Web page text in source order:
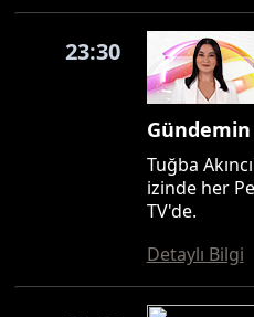
23:30
Tuğba
izinde her
TV'de.
Detaylı Bilgi